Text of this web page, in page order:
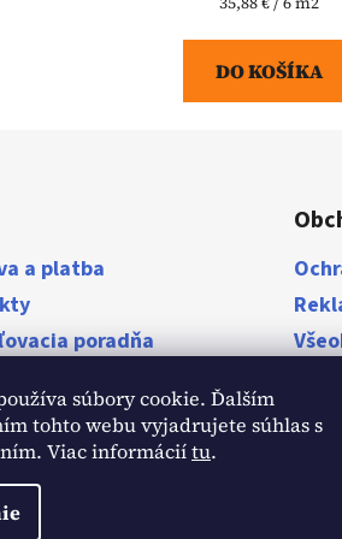
súbory cookie. Ďalším
tohto webu vyjadrujete súhlas s
Viac informáciítu.
DO KOŠÍKA
a platba
poradňa